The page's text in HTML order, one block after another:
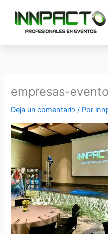
contenido
empresas-
Deja un comentario / Por